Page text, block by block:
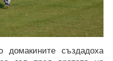
домакините създадоха